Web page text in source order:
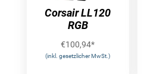
Corsair LL120
RGB
€100,94*
(inkl. gesetzlicher MwSt.)